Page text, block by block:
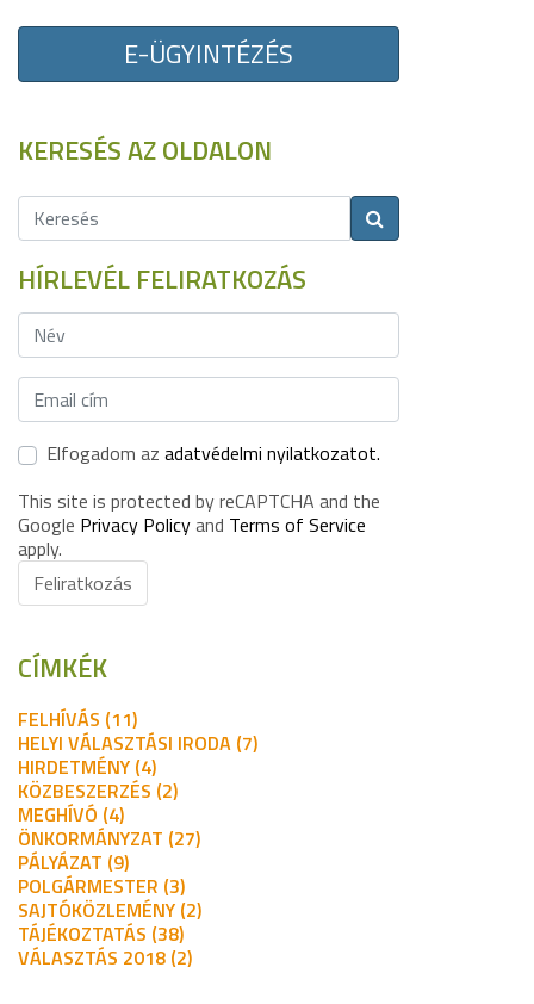
E-ÜGYINTÉZÉS
KERESÉS AZ OLDALON
HÍRLEVÉL FELIRATKOZÁS
Elfogadom az adatvédelmi nyilatkozatot.
This site is protected by reCAPTCHA and the
Google Privacy Policyand Terms of Service
apply.
Feliratkozás
CÍMKÉK
FELHÍVÁS (11)
HELYI VÁLASZTÁSI IRODA (7)
HIRDETMÉNY (4)
KÖZBESZERZÉS (2)
MEGHÍVÓ (4)
ÖNKORMÁNYZAT (27)
PÁLYÁZAT (9)
POLGÁRMESTER (3)
SAJTÓKÖZLEMÉNY (2)
TÁJÉKOZTATÁS (38)
VÁLASZTÁS 2018 (2)